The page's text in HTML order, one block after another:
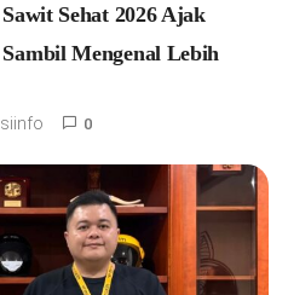
Sehat 2026 Ajak
Mengenal Lebih
0